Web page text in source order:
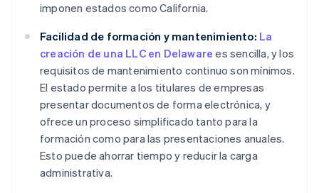
imponen estados como California.
Facilidad de formación y mantenimiento: La
creación de una LLC en Delaware es sencilla, y los
requisitos de mantenimiento continuo son mínimos.
El estado permite a los titulares de empresas
presentar documentos de forma electrónica, y
ofrece un proceso simplificado tanto para la
formación como para las presentaciones anuales.
Esto puede ahorrar tiempo y reducir la carga
administrativa.